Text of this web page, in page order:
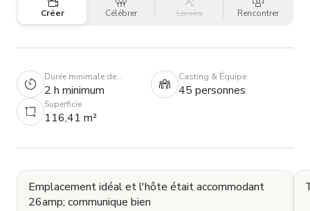
Créer Célébrer Loisirs Rencontrer
Durée minimale de
réservation
2 h minimum
Casting & Équipe
45 personnes
Superficie
116,41 m²
Emplacement idéal et l'hôte était accommodant
26amp; communique bien